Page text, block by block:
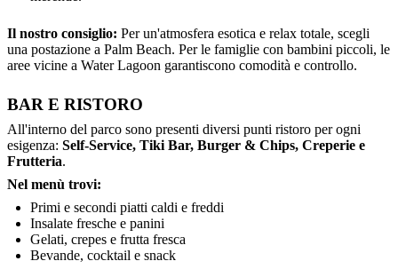
Il nostro consiglio: Per un'atmosfera esotica e relax totale, scegli
una postazione a Palm Beach. Per le famiglie con bambini piccoli, le
aree vicine a Water Lagoon garantiscono comodità e controllo.
BAR E RISTORO
All'interno del parco sono presenti diversi punti ristoro per ogni
esigenza: Self-Service, Tiki Bar, Burger & Chips, Creperie e
Frutteria.
Nel menù trovi:
Primi e secondi piatti caldi e freddi
Insalate fresche e panini
Gelati, crepes e frutta fresca
Bevande, cocktail e snack